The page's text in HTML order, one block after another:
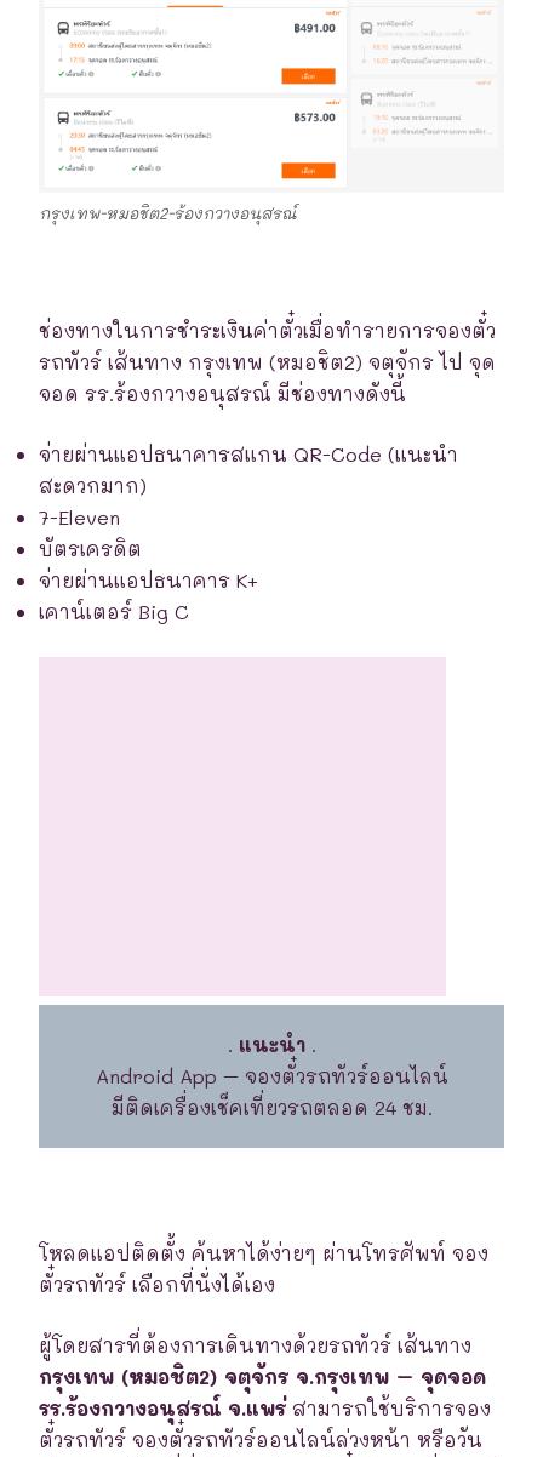
กรุงเทพ-หมอชิต2-ร้องกวางอนุสรณ์
ช่องทางในการชำระเงินค่าตั๋วเมื่อทำรายการจองตั๋ว
รถทัวร์ เส้นทาง กรุงเทพ (หมอชิต2) จตุจักร ไป จุด
จอด รร.ร้องกวางอนุสรณ์ มีช่องทางดังนี้
จ่ายผ่านแอปธนาคารสแกน QR-Code (แนะนำ
สะดวกมาก)
7-Eleven
บัตรเครดิต
จ่ายผ่านแอปธนาคาร K+
เคาน์เตอร์ Big C
. แนะนำ.
Android App – จองตั๋วรถทัวร์ออนไลน์
มีติดเครื่องเช็คเที่ยวรถตลอด 24 ชม.
โหลดแอปติดตั้ง ค้นหาได้ง่ายๆ ผ่านโทรศัพท์ จอง
ตั๋วรถทัวร์ เลือกที่นั่งได้เอง
ผู้โดยสารที่ต้องการเดินทางด้วยรถทัวร์ เส้นทาง
กรุงเทพ (หมอชิต2) จตุจักร จ.กรุงเทพ – จุดจอด
รร.ร้องกวางอนุสรณ์ จ.แพร่สามารถใช้บริการจอง
ตั๋วรถทัวร์ จองตั๋วรถทัวร์ออนไลน์ล่วงหน้า หรือวัน